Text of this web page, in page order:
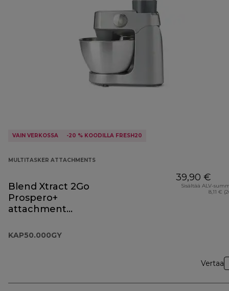
VAIN VERKOSSA -20 % KOODILLA FRESH20
MULTITASKER ATTACHMENTS
Blend Xtract 2Go
Prospero+
attachment
KAP50.000GY
39,90 €
Sisältää ALV-
8,11 €
Vertaa